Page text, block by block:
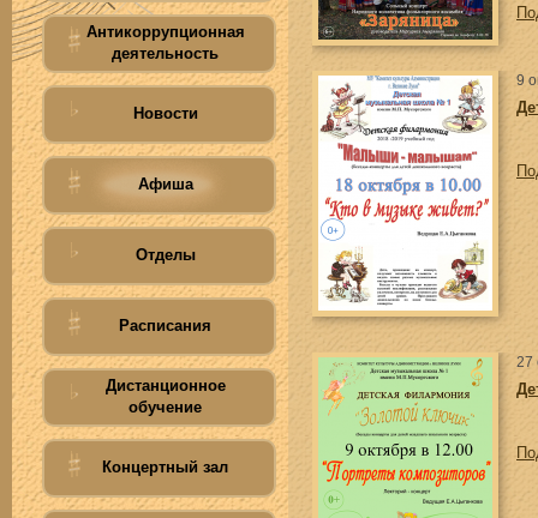
Антикоррупционная
деятельность
Новости
Афиша
Отделы
Расписания
Дистанционное
обучение
Концертный зал
9
27